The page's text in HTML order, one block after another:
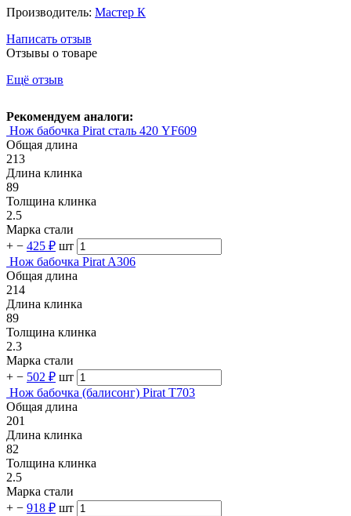
Производитель: Мастер К
Написать отзыв
Отзывы о товаре
Ещё отзыв
Рекомендуем аналоги:
Нож бабочка Pirat сталь 420 YF609
Общая длина
213
Длина клинка
89
Толщина клинка
2.5
Марка стали
+ − 425 ₽ шт
Нож бабочка Pirat A306
Общая длина
214
Длина клинка
89
Толщина клинка
2.3
Марка стали
+ − 502 ₽ шт
Нож бабочка (балисонг) Pirat T703
Общая длина
201
Длина клинка
82
Толщина клинка
2.5
Марка стали
+ − 918 ₽ шт